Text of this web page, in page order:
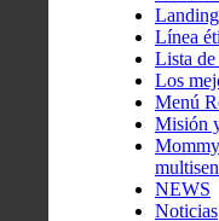
Línea
Lista
Los
Menú
Misión
NEWS
Noticias